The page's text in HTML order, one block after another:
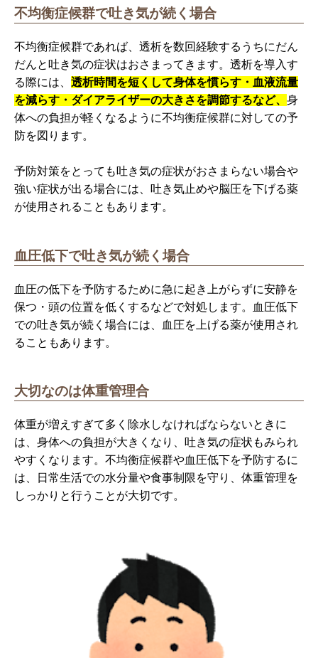
不均衡症候群で吐き気が続く場合
不均衡症候群であれば、透析を数回経験するうちにだん
だんと吐き気の症状はおさまってきます。透析を導入す
る際には、 透析時間を短くして身体を慣らす・血液流量
を減らす・ダイアライザーの大きさを調節するなど、 身
体への負担が軽くなるように不均衡症候群に対しての予
防を図ります。
予防対策をとっても吐き気の症状がおさまらない場合や
強い症状が出る場合には、吐き気止めや脳圧を下げる薬
が使用されることもあります。
血圧低下で吐き気が続く場合
血圧の低下を予防するために急に起き上がらずに安静を
保つ・頭の位置を低くするなどで対処します。血圧低下
での吐き気が続く場合には、血圧を上げる薬が使用され
ることもあります。
大切なのは体重管理合
体重が増えすぎて多く除水しなければならないときに
は、身体への負担が大きくなり、吐き気の症状もみられ
やすくなります。不均衡症候群や血圧低下を予防するに
は、日常生活での水分量や食事制限を守り、体重管理を
しっかりと行うことが大切です。